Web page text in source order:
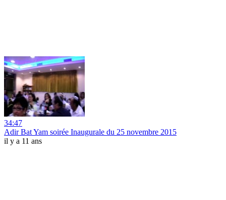
34:47
Adir Bat Yam soirée Inaugurale du 25 novembre 2015
il y a 11 ans